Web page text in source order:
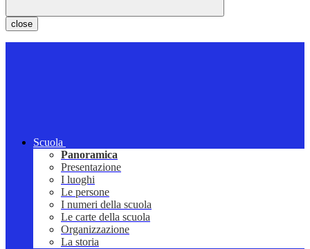
close
Scuola
Panoramica
Presentazione
I luoghi
Le persone
I numeri della scuola
Le carte della scuola
Organizzazione
La storia